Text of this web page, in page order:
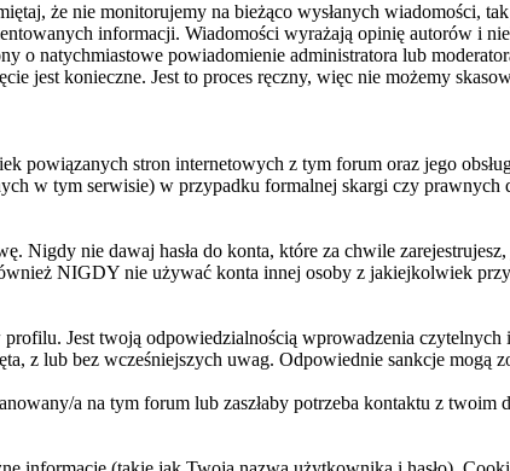
że nie monitorujemy na bieżąco wysłanych wiadomości,
informacji. Wiadomości wyrażają opinię autorów i
o natychmiastowe powiadomienie administratora lub
jest konieczne. Jest to proces ręczny, więc nie możemy
powiązanych stron internetowych z tym forum oraz jego
w tym serwisie) w przypadku formalnej skargi czy prawnych
Nigdy nie dawaj hasła do konta, które za chwile
NIGDY nie używać konta innej osoby z jakiejkolwiek
Jest twoją odpowiedzialnością wprowadzenia
z lub bez wcześniejszych uwag. Odpowiednie sankcje mogą
a na tym forum lub zaszłaby potrzeba kontaktu z twoim